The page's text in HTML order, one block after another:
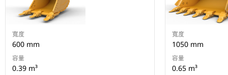
寬度
600 mm
容量
0.39 m³
寬度
1050 mm
容量
0.65 m³